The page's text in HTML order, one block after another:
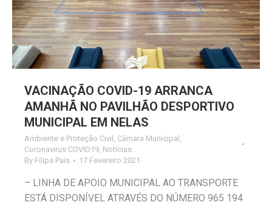
VACINAÇÃO COVID-19 ARRANCA
AMANHÃ NO PAVILHÃO DESPORTIVO
MUNICIPAL EM NELAS
Ambiente e Proteção Civil , Câmara Municipal ,
Coronavirus COVID19, Notícias
By Filipa Pais 17 Fevereiro 2021
– LINHA DE APOIO MUNICIPAL AO TRANSPORTE
ESTÁ DISPONÍVEL ATRAVÉS DO NÚMERO 965 194